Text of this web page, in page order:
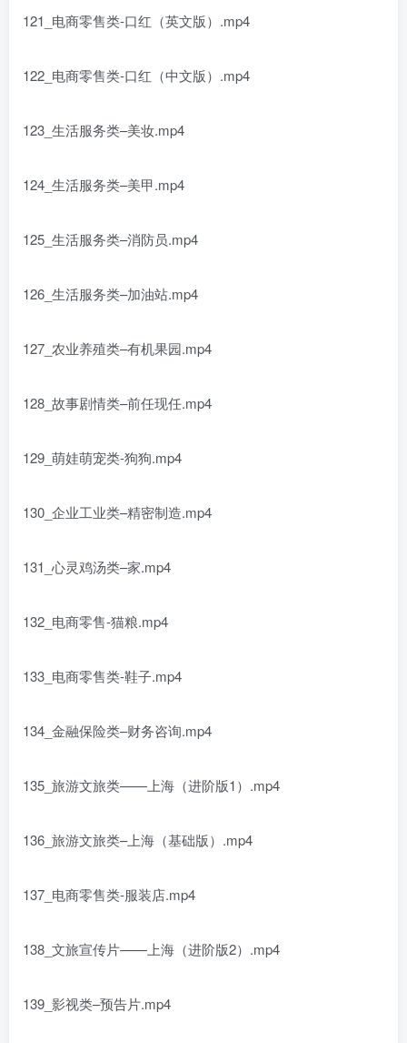
121_电商零售类-口红（英文版）.mp4
122_电商零售类-口红（中文版）.mp4
123_生活服务类–美妆.mp4
124_生活服务类–美甲.mp4
125_生活服务类–消防员.mp4
126_生活服务类–加油站.mp4
127_农业养殖类–有机果园.mp4
128_故事剧情类–前任现任.mp4
129_萌娃萌宠类-狗狗.mp4
130_企业工业类–精密制造.mp4
131_心灵鸡汤类–家.mp4
132_电商零售-猫粮.mp4
133_电商零售类-鞋子.mp4
134_金融保险类–财务咨询.mp4
135_旅游文旅类——上海（进阶版1）.mp4
136_旅游文旅类–上海（基础版）.mp4
137_电商零售类-服装店.mp4
138_文旅宣传片——上海（进阶版2）.mp4
139_影视类–预告片.mp4